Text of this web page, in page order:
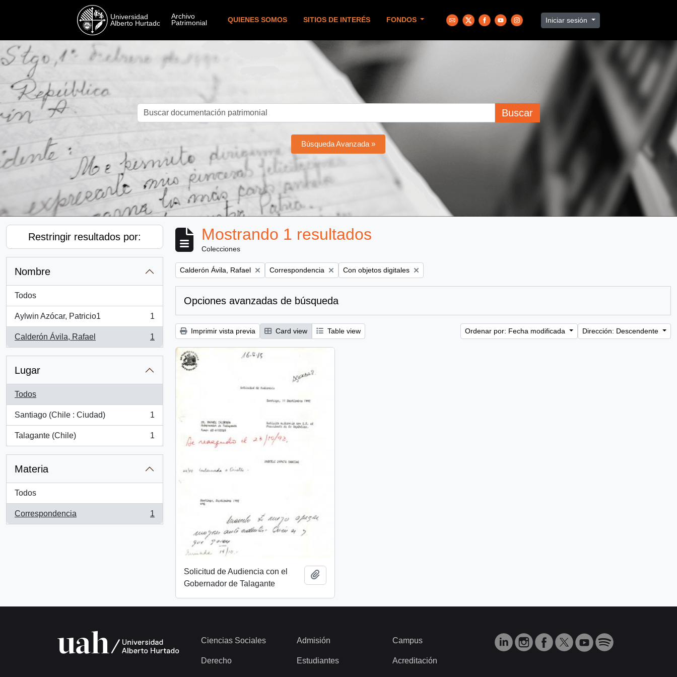
QUIENES SOMOS SITIOS DE INTERÉS FONDOS Iniciar sesión
Buscar
Búsqueda Avanzada »
Restringir resultados por:
Nombre
Todos
Aylwin Azócar, Patricio1
, 1 resultados
1
Calderón Ávila, Rafael
, 1 resultados
1
Lugar
Todos
Santiago (Chile : Ciudad)
, 1 resultados
1
Talagante (Chile)
, 1 resultados
1
Materia
Todos
Correspondencia
, 1 resultados
1
Mostrando 1 resultados
Colecciones
Remove filter:
Calderón Ávila, Rafael Remove filter:
Correspondencia Remove filter:
Con objetos digitales
Opciones avanzadas de búsqueda
Imprimir vista previa Card view Table view Ordenar por: Fecha modificada Dirección: Descendente
Solicitud de Audiencia con el
Gobernador de Talagante
Ciencias Sociales
Derecho
Admisión
Estudiantes
Campus
Acreditación